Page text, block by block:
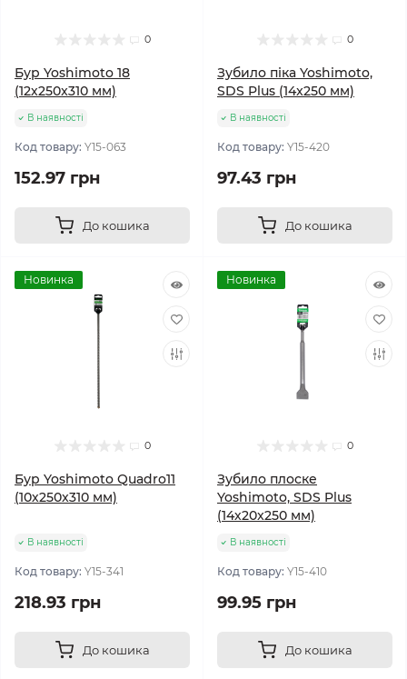
0
Бур Yoshimoto 18
(12х250x310 мм)
В наявності
Код товару: Y15-063
152.97 грн
До кошика
0
Зубило піка Yoshimoto,
SDS Plus (14x250 мм)
В наявності
Код товару: Y15-420
97.43 грн
До кошика
Новинка
0
Бур Yoshimoto Quadro11
(10х250x310 мм)
В наявності
Код товару: Y15-341
218.93 грн
До кошика
Новинка
0
Зубило плоске
Yoshimoto, SDS Plus
(14х20x250 мм)
В наявності
Код товару: Y15-410
99.95 грн
До кошика